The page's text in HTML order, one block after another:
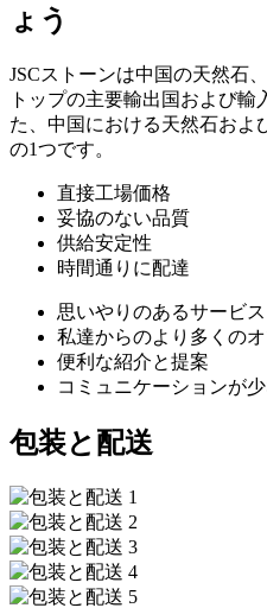
ょう
JSCストーンは中国の天然石
トップの主要輸出国および輸
た、中国における天然石およ
の1つです。
直接工場価格
妥協のない品質
供給安定性
時間通りに配達
思いやりのあるサービス
私達からのより多くの
便利な紹介と提案
コミュニケーションが
包装と配送